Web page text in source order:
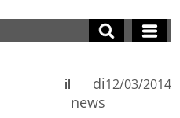
di
news
il 12/03/2014